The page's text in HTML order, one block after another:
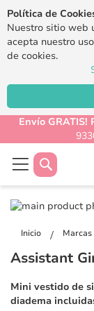
Política de
Nuestro sitio web
acepta nuestro
de cookies.
Envío GRATIS!
Buscar
Inicio Marcas
Saltar
final
la
de
imágenes
de
galería
de
Assistant
Mini vestido de
diadema